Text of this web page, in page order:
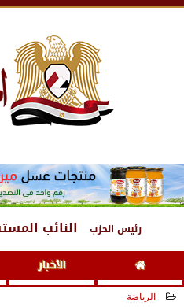
رئيس الحزب النائب
الأخبار
الرياضة